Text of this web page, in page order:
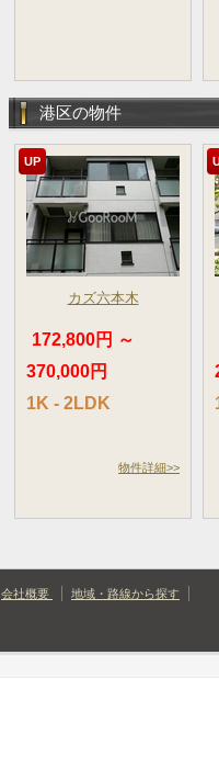
港区の物件
UP
カズ六本木
172,800円 ～
370,000円
1K - 2LDK
物件詳細>>
会社概要 地域・路線から探す